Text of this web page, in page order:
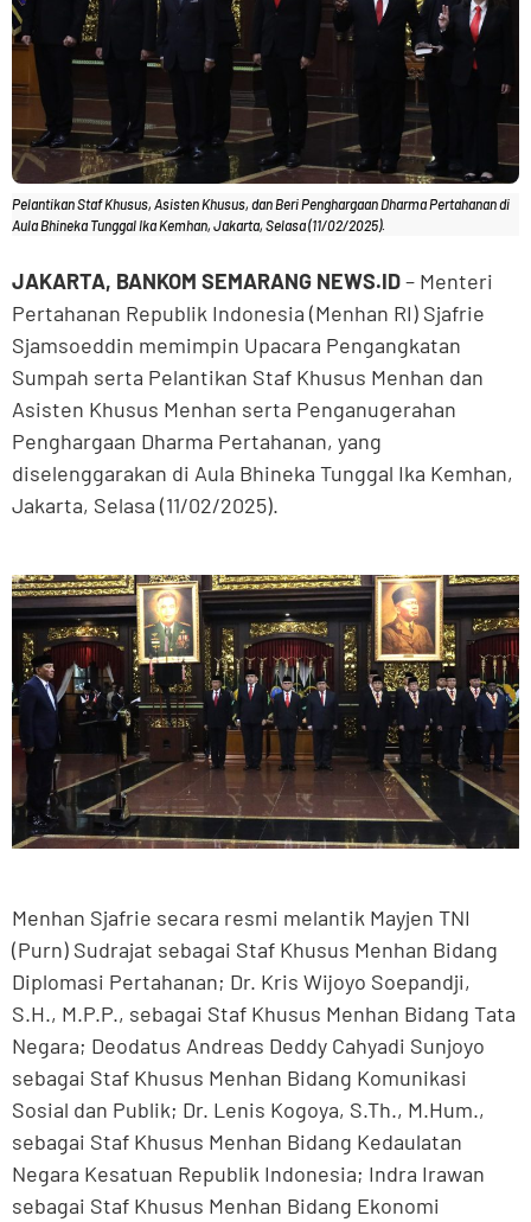
Pelantikan Staf Khusus, Asisten Khusus, dan Beri Penghargaan Dharma Pertahanan di
Aula Bhineka Tunggal Ika Kemhan, Jakarta, Selasa (11/02/2025).
JAKARTA, BANKOM SEMARANG NEWS.ID– Menteri
Pertahanan Republik Indonesia (Menhan RI) Sjafrie
Sjamsoeddin memimpin Upacara Pengangkatan
Sumpah serta Pelantikan Staf Khusus Menhan dan
Asisten Khusus Menhan serta Penganugerahan
Penghargaan Dharma Pertahanan, yang
diselenggarakan di Aula Bhineka Tunggal Ika Kemhan,
Jakarta, Selasa (11/02/2025).
Menhan Sjafrie secara resmi melantik Mayjen TNI
(Purn) Sudrajat sebagai Staf Khusus Menhan Bidang
Diplomasi Pertahanan; Dr. Kris Wijoyo Soepandji,
S.H., M.P.P., sebagai Staf Khusus Menhan Bidang Tata
Negara; Deodatus Andreas Deddy Cahyadi Sunjoyo
sebagai Staf Khusus Menhan Bidang Komunikasi
Sosial dan Publik; Dr. Lenis Kogoya, S.Th., M.Hum.,
sebagai Staf Khusus Menhan Bidang Kedaulatan
Negara Kesatuan Republik Indonesia; Indra Irawan
sebagai Staf Khusus Menhan Bidang Ekonomi